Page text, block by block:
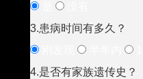
3.患病时间有多久？
4.是否有家族遗传史？